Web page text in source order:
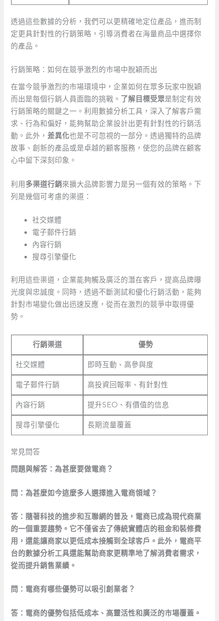
透過這些數據的分析，我們可以更精確地定位產品，進而制
定更具針對性的行銷策略，引導消費者在海量商品中選擇你
的產品。
行銷策略：如何在競爭激烈的市場中脫穎而出
在當今競爭激烈的市場環境中，企業如何在眾多玩家中脫穎
而出是每個行銷人員面臨的挑戰。
了解目標受眾是制定有效
行銷策略的關鍵之一。利用數據分析工具，深入了解客戶需
求、行為和偏好，能夠幫助企業設計出更有針對性的行銷活
動。此外， 差異化也是不可忽視的一部分。透過獨特的品牌
故事、創新的產品或是卓越的顧客服務，使您的品牌在顧客
心中留下深刻印象。
利用 多渠道行銷來擴大品牌影響力是另一個有效的策略。下
列是幾個可考慮的渠道：
社交媒體
電子郵件行銷
內容行銷
搜尋引擎優化
利用這些渠道，企業能夠觸及廣泛的潛在客戶，提高品牌曝
光度與忠誠度。同時，透過不斷測試和優化行銷活動，能夠
針對市場變化做出迅速反應，從而在激烈的競爭中取得優
勢。
行銷渠道 優勢
社交媒體 即時互動、高參與度
電子郵件行銷 高投資回報率、有針對性
內容行銷 提升SEO、有價值的信息
搜尋引擎優化 長期流量覆蓋
常見問答
問題與解答：為甚麼要做電商？
問：為甚麼如今這麼多人選擇進入電商領域？
答：隨著科技的進步和互聯網的普及，電商已成為現代商業
的一個重要趨勢。它不僅省去了傳統實體店的租金和裝修費
用，還能讓商家以更低成本接觸到全球客戶。此外，電商平
台的數據分析工具還能幫助商家更精準地了解消費者需求，
從而提升銷售業績。
問：電商有哪些優勢可以吸引創業者？
答：電商的優勢包括低成本、高靈活性和廣泛的市場覆蓋。